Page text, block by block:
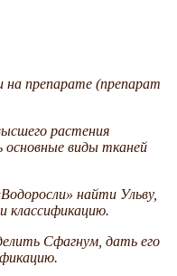
на препарате (препарат
растения
основные виды тканей
найти Ульву,
классификацию.
Сфагнум, дать его